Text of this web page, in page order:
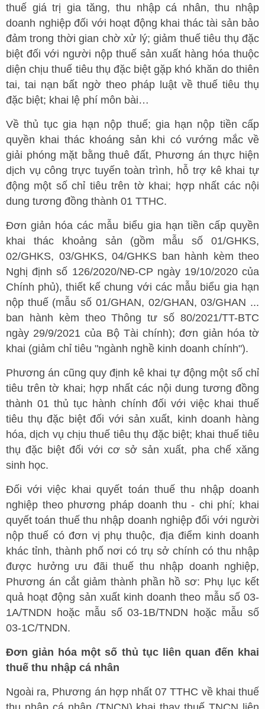
thuế giá trị gia tăng, thu nhập cá nhân, thu nhập
doanh nghiệp đối với hoạt động khai thác tài sản bảo
đảm trong thời gian chờ xử lý; giảm thuế tiêu thụ đặc
biệt đối với người nộp thuế sản xuất hàng hóa thuộc
diện chịu thuế tiêu thụ đặc biệt gặp khó khăn do thiên
tai, tai nạn bất ngờ theo pháp luật về thuế tiêu thụ
đặc biệt; khai lệ phí môn bài…
Về thủ tục gia hạn nộp thuế; gia hạn nộp tiền cấp
quyền khai thác khoáng sản khi có vướng mắc về
giải phóng mặt bằng thuê đất, Phương án thực hiện
dịch vụ công trực tuyến toàn trình, hỗ trợ kê khai tự
động một số chỉ tiêu trên tờ khai; hợp nhất các nội
dung tương đồng thành 01 TTHC.
Đơn giản hóa các mẫu biểu gia hạn tiền cấp quyền
khai thác khoảng sản (gồm mẫu số 01/GHKS,
02/GHKS, 03/GHKS, 04/GHKS ban hành kèm theo
Nghị định số 126/2020/NĐ-CP ngày 19/10/2020 của
Chính phủ), thiết kế chung với các mẫu biểu gia hạn
nộp thuế (mẫu số 01/GHAN, 02/GHAN, 03/GHAN ...
ban hành kèm theo Thông tư số 80/2021/TT-BTC
ngày 29/9/2021 của Bộ Tài chính); đơn giản hóa tờ
khai (giảm chỉ tiêu "ngành nghề kinh doanh chính").
Phương án cũng quy định kê khai tự động một số chỉ
tiêu trên tờ khai; hợp nhất các nội dung tương đồng
thành 01 thủ tục hành chính đối với việc khai thuế
tiêu thụ đặc biệt đối với sản xuất, kinh doanh hàng
hóa, dịch vụ chịu thuế tiêu thụ đặc biệt; khai thuế tiêu
thụ đặc biệt đối với cơ sở sản xuất, pha chế xăng
sinh học.
Đối với việc khai quyết toán thuế thu nhập doanh
nghiệp theo phương pháp doanh thu - chi phí; khai
quyết toán thuế thu nhập doanh nghiệp đối với người
nộp thuế có đơn vị phụ thuộc, địa điểm kinh doanh
khác tỉnh, thành phố nơi có trụ sở chính có thu nhập
được hưởng ưu đãi thuế thu nhập doanh nghiệp,
Phương án cắt giảm thành phần hồ sơ: Phụ lục kết
quả hoạt động sản xuất kinh doanh theo mẫu số 03-
1A/TNDN hoặc mẫu số 03-1B/TNDN hoặc mẫu số
03-1C/TNDN.
Đơn giản hóa một số thủ tục liên quan đến khai
thuế thu nhập cá nhân
Ngoài ra, Phương án hợp nhất 07 TTHC về khai thuế